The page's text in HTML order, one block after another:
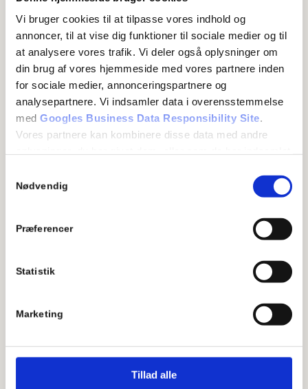
Vi bruger cookies til at tilpasse vores indhold og
annoncer, til at vise dig funktioner til sociale medier og til
at analysere vores trafik. Vi deler også oplysninger om
din brug af vores hjemmeside med vores partnere inden
for sociale medier, annonceringspartnere og
analysepartnere. Vi indsamler data i overensstemmelse
med Googles Business Data Responsibility Site.
Vores partnere kan kombinere disse data med andre
Se Cookie & Privatlivspolitik
Nødvendig
Præferencer
Statistik
Marketing
Tillad alle
under Byg Garantiordningen
Gulvbranchens Vådrums Kontrol (GVK) er en
kontrolordning for vådrum med vinylbelægning.
GVK – Gulvbranchens Vådrumskontrol er samtidig en
garant for, at gulve i vådrum er udført og lagt i godkendte
materialer.
GVK besidder den ekspertise, som er gældende indenfor
Certificerede virksomheder har den nyeste viden og
er medlem af GVK, er omfattet af Garantiordningen for
Kontakt os for et uforpligtende tilbud
for at få et uforpligtende tilbud.